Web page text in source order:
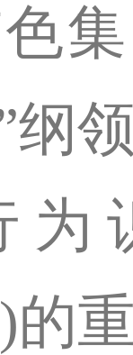
纲
为
的